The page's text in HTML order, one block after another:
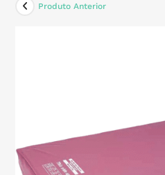
Produto Anterior